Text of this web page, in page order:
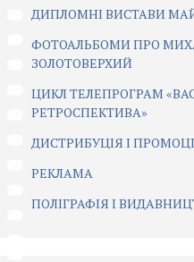
ДИПЛОМНІ ВИСТАВИ
ФОТОАЛЬБОМИ ПРО
ЗОЛОТОВЕРХИЙ
ЦИКЛ ТЕЛЕПРОГРАМ
РЕТРОСПЕКТИВА»
ДИСТРИБУЦІЯ І
РЕКЛАМА
ПОЛІГРАФІЯ І